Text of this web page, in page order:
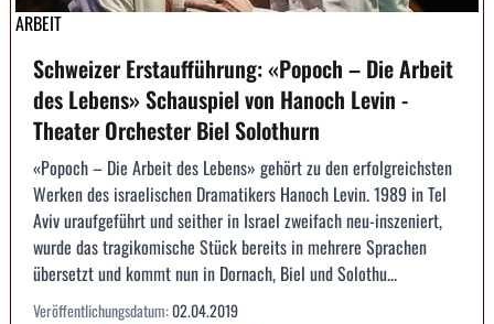
ARBEIT
Schweizer Erstaufführung: «Popoch – Die Arbeit
des Lebens» Schauspiel von Hanoch Levin -
Theater Orchester Biel Solothurn
«Popoch – Die Arbeit des Lebens» gehört zu den erfolgreichsten
Werken des israelischen Dramatikers Hanoch Levin. 1989 in Tel
Aviv uraufgeführt und seither in Israel zweifach neu-inszeniert,
wurde das tragikomische Stück bereits in mehrere Sprachen
übersetzt und kommt nun in Dornach, Biel und Solothu...
Veröffentlichungsdatum:02.04.2019